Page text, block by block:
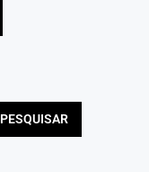
PESQUISAR